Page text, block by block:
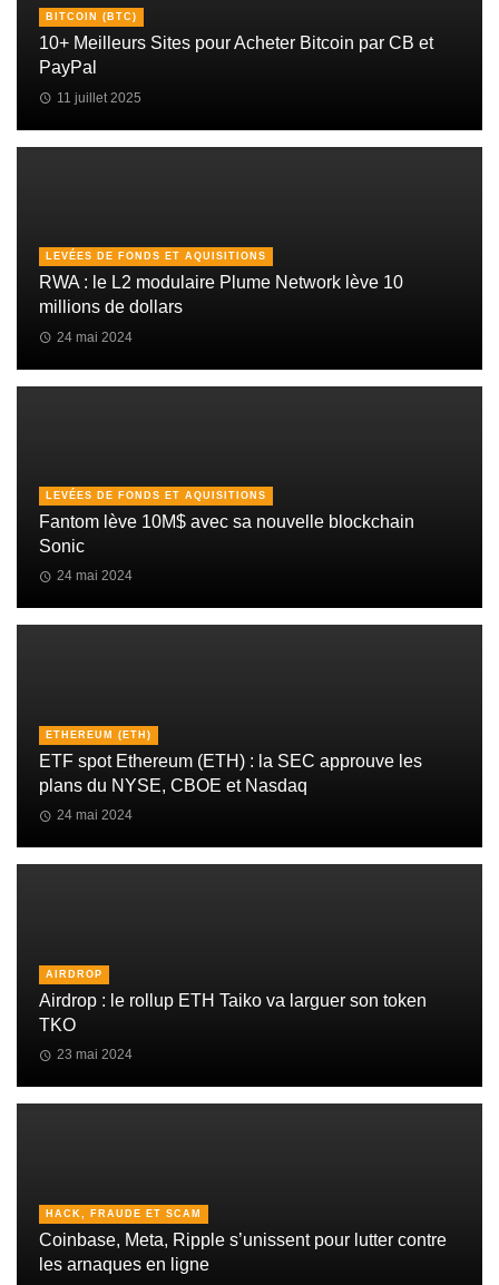
BITCOIN (BTC)
10+ Meilleurs Sites pour Acheter Bitcoin par CB et
PayPal
11 juillet 2025
LEVÉES DE FONDS ET AQUISITIONS
RWA : le L2 modulaire Plume Network lève 10
millions de dollars
24 mai 2024
LEVÉES DE FONDS ET AQUISITIONS
Fantom lève 10M$ avec sa nouvelle blockchain
Sonic
24 mai 2024
ETHEREUM (ETH)
ETF spot Ethereum (ETH) : la SEC approuve les
plans du NYSE, CBOE et Nasdaq
24 mai 2024
AIRDROP
Airdrop : le rollup ETH Taiko va larguer son token
TKO
23 mai 2024
HACK, FRAUDE ET SCAM
Coinbase, Meta, Ripple s’unissent pour lutter contre
les arnaques en ligne